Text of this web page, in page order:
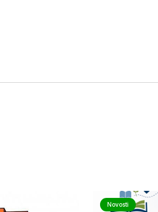
Novosti